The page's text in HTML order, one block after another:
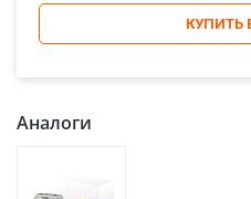
КУПИТЬ
Аналоги